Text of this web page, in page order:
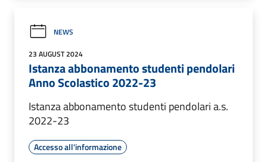
NEWS
23 AUGUST 2024
Istanza abbonamento studenti pendolari
Anno Scolastico 2022-23
Istanza abbonamento studenti pendolari a.s.
2022-23
Accesso all'informazione